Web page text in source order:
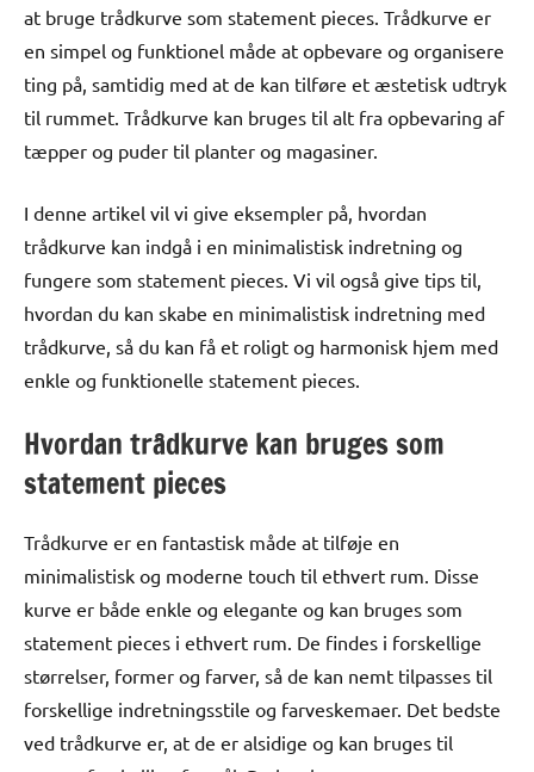
at bruge trådkurve som statement pieces. Trådkurve er
en simpel og funktionel måde at opbevare og organisere
ting på, samtidig med at de kan tilføre et æstetisk udtryk
til rummet. Trådkurve kan bruges til alt fra opbevaring af
tæpper og puder til planter og magasiner.
I denne artikel vil vi give eksempler på, hvordan
trådkurve kan indgå i en minimalistisk indretning og
fungere som statement pieces. Vi vil også give tips til,
hvordan du kan skabe en minimalistisk indretning med
trådkurve, så du kan få et roligt og harmonisk hjem med
enkle og funktionelle statement pieces.
Hvordan trådkurve kan bruges som
statement pieces
Trådkurve er en fantastisk måde at tilføje en
minimalistisk og moderne touch til ethvert rum. Disse
kurve er både enkle og elegante og kan bruges som
statement pieces i ethvert rum. De findes i forskellige
størrelser, former og farver, så de kan nemt tilpasses til
forskellige indretningsstile og farveskemaer. Det bedste
ved trådkurve er, at de er alsidige og kan bruges til